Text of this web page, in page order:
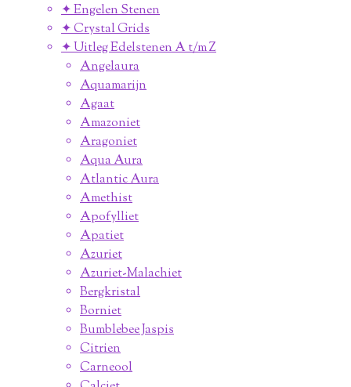
✦ Engelen Stenen
✦ Crystal Grids
✦ Uitleg Edelstenen A t/m Z
Angelaura
Aquamarijn
Agaat
Amazoniet
Aragoniet
Aqua Aura
Atlantic Aura
Amethist
Apofylliet
Apatiet
Azuriet
Azuriet-Malachiet
Bergkristal
Borniet
Bumblebee Jaspis
Citrien
Carneool